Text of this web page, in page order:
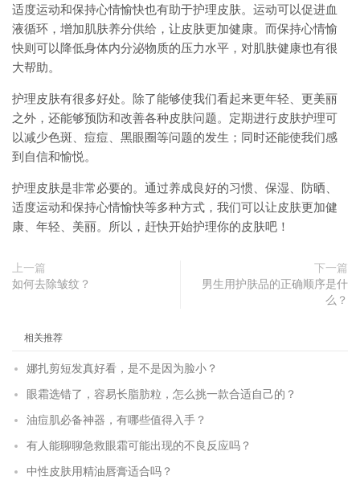
适度运动和保持心情愉快也有助于护理皮肤。运动可以促进血
液循环，增加肌肤养分供给，让皮肤更加健康。而保持心情愉
快则可以降低身体内分泌物质的压力水平，对肌肤健康也有很
大帮助。
护理皮肤有很多好处。除了能够使我们看起来更年轻、更美丽
之外，还能够预防和改善各种皮肤问题。定期进行皮肤护理可
以减少色斑、痘痘、黑眼圈等问题的发生；同时还能使我们感
到自信和愉悦。
护理皮肤是非常必要的。通过养成良好的习惯、保湿、防晒、
适度运动和保持心情愉快等多种方式，我们可以让皮肤更加健
康、年轻、美丽。所以，赶快开始护理你的皮肤吧！
上一篇
如何去除皱纹？
下一篇
男生用护肤品的正确顺序是什
么？
相关推荐
娜扎剪短发真好看，是不是因为脸小？
眼霜选错了，容易长脂肪粒，怎么挑一款合适自己的？
油痘肌必备神器，有哪些值得入手？
有人能聊聊急救眼霜可能出现的不良反应吗？
中性皮肤用精油唇膏适合吗？